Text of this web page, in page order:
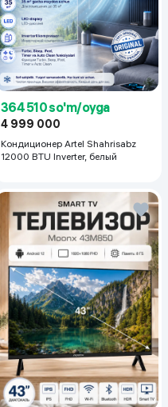
364 510 so'm/oyga
4 999 000
Кондиционер Artel Shahrisabz
12000 BTU Inverter, белый